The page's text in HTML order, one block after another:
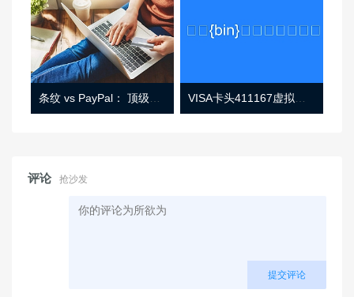
条纹 vs PayPal： 顶级功能， 定价 （和更多！ VISA卡头411167虚拟卡基础信息
评论 抢沙发
提交评论